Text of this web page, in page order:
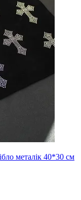
металік 40*30 см